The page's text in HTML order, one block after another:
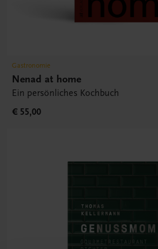
Gastronomie
Nenad at home
Ein persönliches Kochbuch
€ 55,00